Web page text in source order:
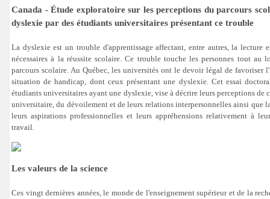
Canada - Étude exploratoire sur les perceptions du parcours
dyslexie par des étudiants universitaires présentant ce trouble
La dyslexie est un trouble d'apprentissage affectant, entre autres, la lecture
nécessaires à la réussite scolaire. Ce trouble touche les personnes tout
parcours scolaire. Au Québec, les universités ont le devoir légal de favoriser
situation de handicap, dont ceux présentant une dyslexie. Cet essai
étudiants universitaires ayant une dyslexie, vise à décrire leurs perceptions de
universitaire, du dévoilement et de leurs relations interpersonnelles ainsi que
leurs aspirations professionnelles et leurs appréhensions relativement à
travail.
Les valeurs de la science
Ces vingt dernières années, le monde de l'enseignement supérieur et de la